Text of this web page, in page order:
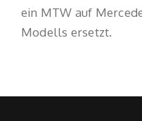
ein MTW auf
Modells ersetzt.